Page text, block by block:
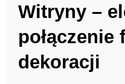
Witryny –
połączenie
dekoracji